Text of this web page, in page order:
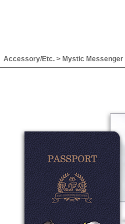
Accessory/Etc. > Mystic Messenger